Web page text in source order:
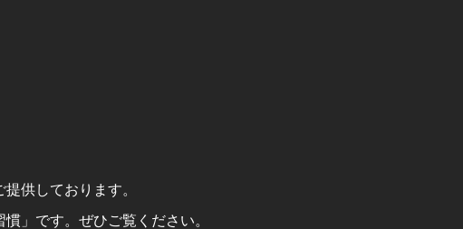
供しております。
」です。ぜひご覧ください。